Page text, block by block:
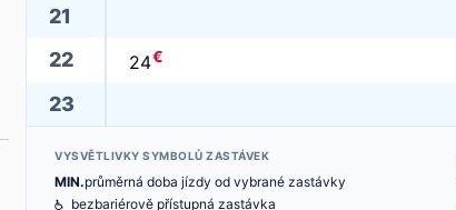
21
22
24€
23
VYSVĚTLIVKY SYMBOLŮ ZASTÁVEK
MIN.průměrná doba jízdy od vybrané zastávky
bezbariérově přístupná zastávka